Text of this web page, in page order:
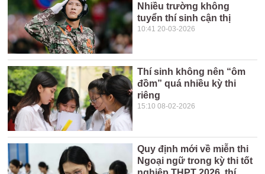
Nhiều trường không
tuyển thí sinh cận thị
10:41 20-03-2026
Thí sinh không nên “ôm
đồm” quá nhiều kỳ thi
riêng
15:10 08-02-2026
Quy định mới về miễn thi
Ngoại ngữ trong kỳ thi tốt